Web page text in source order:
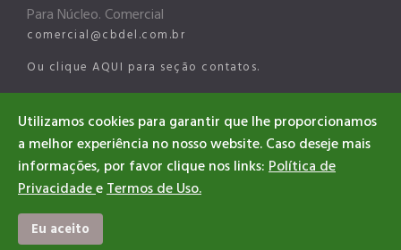
Para Núcleo. Comercial
comercial@cbdel.com.br
Ou clique AQUI para seção contatos.
esports@cbdel.com.br
©2026 CBDEL. All rights reserved
Utilizamos cookies para garantir que lhe proporcionamos
a melhor experiência no nosso website. Caso deseje mais
informações, por favor clique nos links:Política de
PrivacidadeeTermos de Uso.
Eu aceito